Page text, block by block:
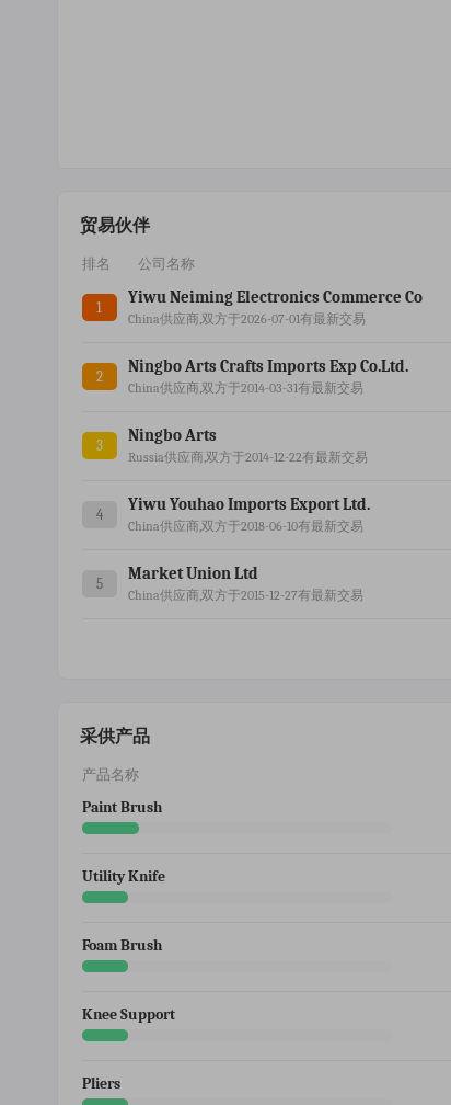
贸易伙伴
排名 公司名称
1
Yiwu Neiming Electronics Commerce Co
China供应商,双方于2026-07-01有最新交易
2
Ningbo Arts Crafts Imports Exp Co.ltd.
China供应商,双方于2014-03-31有最新交易
3
Ningbo Arts
Russia供应商,双方于2014-12-22有最新交易
4
Yiwu Youhao Imports Export Ltd.
China供应商,双方于2018-06-10有最新交易
5
Market Union Ltd
China供应商,双方于2015-12-27有最新交易
采供产品
产品名称
Paint Brush
Utility Knife
Foam Brush
Knee Support
Pliers